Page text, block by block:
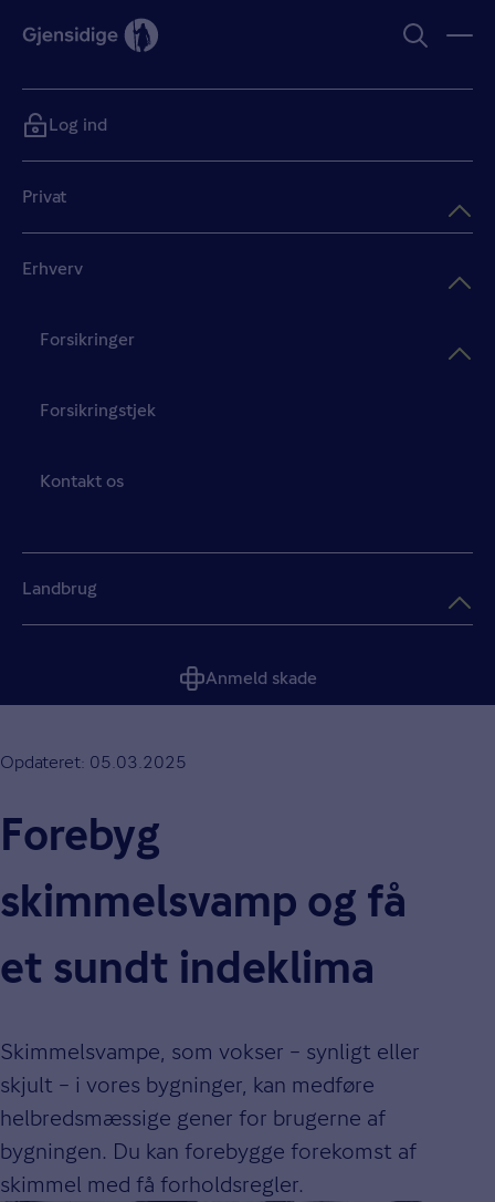
Privat
Erhverv
Forsikringer
Forsikringstjek
Kontakt os
Landbrug
Anmeld skade
Log ind
Opdateret: 05.03.2025
Forebyg
skimmelsvamp og få
et sundt indeklima
Skimmelsvampe, som vokser – synligt eller
skjult – i vores bygninger, kan medføre
helbredsmæssige gener for brugerne af
bygningen. Du kan forebygge forekomst af
skimmel med få forholdsregler.